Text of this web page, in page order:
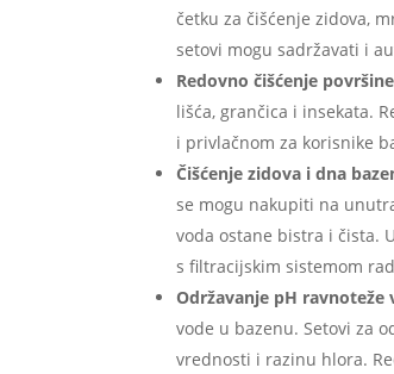
četku za čišćenje zidova,
setovi mogu sadržavati i
Redovno čišćenje
lišća, grančica i insekata.
i privlačnom za korisnike
Čišćenje zidova i dna
se mogu nakupiti na
voda ostane bistra i čista.
s filtracijskim sistemom
Održavanje pH ravnoteže
vode u bazenu. Setovi za
vrednosti i razinu hlora.